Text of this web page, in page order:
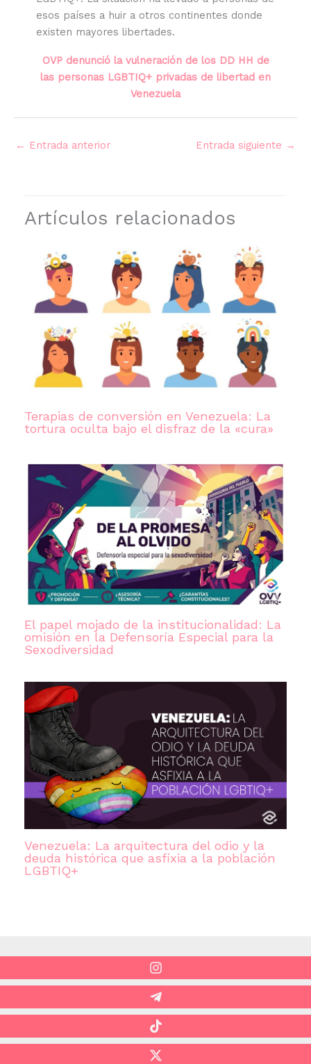
esos países a huir a otros continentes donde
existen mayores libertades.
OVP denunció la vulneración de los DD HH de
las personas LGBTIQ+ privadas de libertad en
Venezuela
← Entrada anterior Entrada siguiente →
Artículos relacionados
Terapias de conversión en Venezuela: La
tortura oculta bajo el disfraz de la «cura»
El papel mojado de la institucionalidad: La
omisión en la Defensoría Especial para la
Sexodiversidad
Venezuela: La arquitectura del odio y la
deuda histórica que asfixia a la población
LGBTIQ+